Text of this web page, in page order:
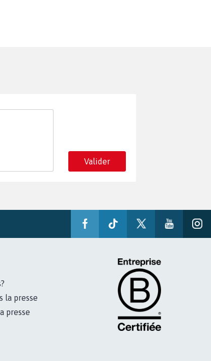
Valider
la presse
presse